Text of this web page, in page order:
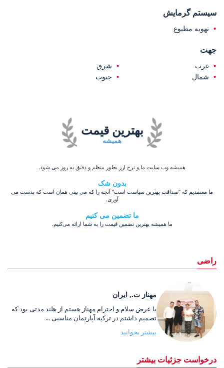
سیستم گرمایش
تهویه مطبوع
جهت
غرب
شرق
شمال
جنوب
همیشه
بهترین قیمت
همیشه وب سایت ما و نرخ ارز بطور منظم و دقیق به روز می شود.
بدون شک
ما معتقدیم که ”صداقت بهترین سیاست است” آنچه را که می بینی همان است که بدست می
آوری.
ما تضمین می کنیم
ما همیشه بهترین تضمین قیمت را به شما ارائه می‌کنیم.
راضی
مهناز ت., ایران
با عرض سلام و احترام مهناز هستم از هلند مدتی بود که
تصمیم داشتم در ترکیه آپارتمان مناسبی ...
بیشتر بخوانید
درخواست جزئیات بیشتر